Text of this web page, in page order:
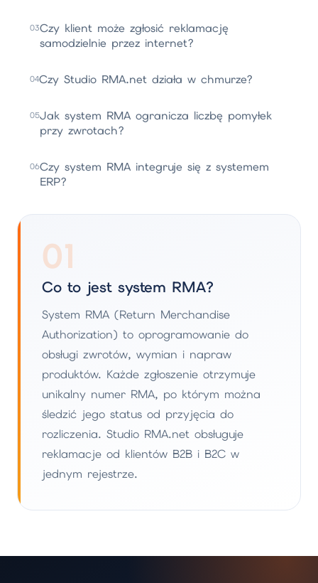
03Czy klient może zgłosić reklamację
samodzielnie przez internet?
04Czy Studio RMA.net działa w chmurze?
05Jak system RMA ogranicza liczbę pomyłek
przy zwrotach?
06Czy system RMA integruje się z systemem
ERP?
01
Co to jest system RMA?
System RMA (Return Merchandise
Authorization) to oprogramowanie do
obsługi zwrotów, wymian i napraw
produktów. Każde zgłoszenie otrzymuje
unikalny numer RMA, po którym można
śledzić jego status od przyjęcia do
rozliczenia. Studio RMA.net obsługuje
reklamacje od klientów B2B i B2C w
jednym rejestrze.